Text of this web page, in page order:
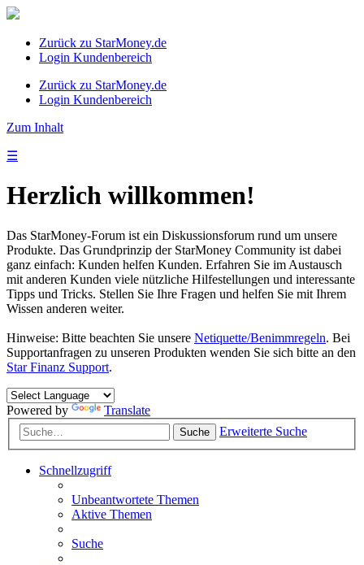
Zurück zu StarMoney.de
Login Kundenbereich
Zurück zu StarMoney.de
Login Kundenbereich
Zum Inhalt
☰
Herzlich willkommen!
Das StarMoney-Forum ist ein Diskussionsforum rund um unsere
Produkte. Das Grundprinzip der StarMoney Community ist dabei
ganz einfach: Kunden helfen Kunden. Erfahren Sie im Austausch
mit anderen Kunden viele nützliche Hilfestellungen und interessante
Tipps und Tricks. Stellen Sie Ihre Fragen und helfen Sie mit Ihrem
Wissen anderen weiter.
Hinweise: Bitte beachten Sie unsere Netiquette/Benimmregeln. Bei
Supportanfragen zu unseren Produkten wenden Sie sich bitte an den
Star Finanz Support.
Powered by Translate
Suche Erweiterte Suche
Schnellzugriff
Unbeantwortete Themen
Aktive Themen
Suche